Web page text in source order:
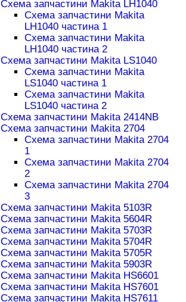
Схема запчастини Makita LH1040
Схема запчастини Makita
LH1040 частина 1
Схема запчастини Makita
LH1040 частина 2
Схема запчастини Makita LS1040
Схема запчастини Makita
LS1040 частина 1
Схема запчастини Makita
LS1040 частина 2
Схема запчастини Makita 2414NB
Схема запчастини Makita 2704
Схема запчастини Makita 2704
1
Схема запчастини Makita 2704
2
Схема запчастини Makita 2704
3
Схема запчастини Makita 5103R
Схема запчастини Makita 5604R
Схема запчастини Makita 5703R
Схема запчастини Makita 5704R
Схема запчастини Makita 5705R
Схема запчастини Makita 5903R
Схема запчастини Makita HS6601
Схема запчастини Makita HS7601
Схема запчастини Makita HS7611